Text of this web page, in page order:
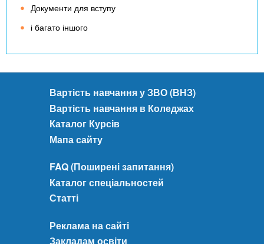
Документи для вступу
і багато іншого
Вартість навчання у ЗВО (ВНЗ)
Вартість навчання в Коледжах
Каталог Курсів
Мапа сайту
FAQ (Поширені запитання)
Каталог спеціальностей
Статті
Реклама на сайті
Закладам освіти